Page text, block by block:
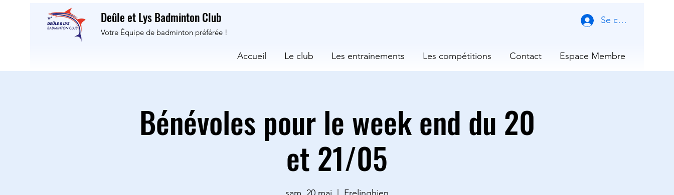
Deûle et Lys Badminton Club
Votre Équipe de badminton préférée !
Se connecter
Accueil Le club Les entrainements Les compétitions Contact Espace Membre
Bénévoles pour le week end du 20
et 21/05